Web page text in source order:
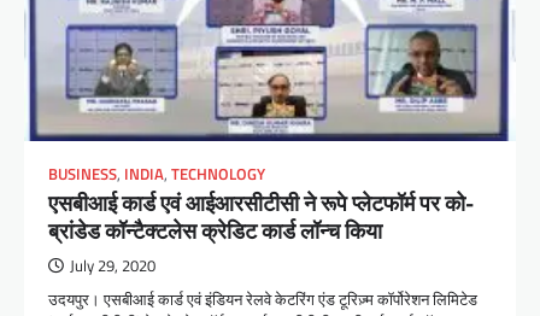
BUSINESS, INDIA, TECHNOLOGY
एसबीआई कार्ड एवं आईआरसीटीसी ने रूपे प्लेटफॉर्म पर को-
ब्रांडेड कॉन्टैक्टलेस क्रेडिट कार्ड लॉन्च किया
July 29, 2020
उदयपुर। एसबीआई कार्ड एवं इंडियन रेलवे केटरिंग एंड टूरिज़्म कॉर्पोरेशन लिमिटेड